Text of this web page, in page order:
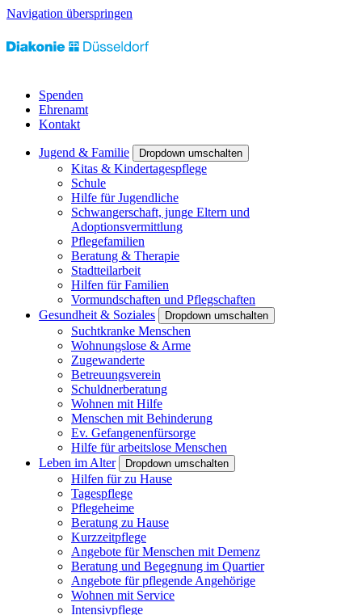
Navigation überspringen
Spenden
Ehrenamt
Kontakt
Jugend & Familie Dropdown umschalten
Kitas & Kindertagespflege
Schule
Hilfe für Jugendliche
Schwangerschaft, junge Eltern und
Adoptionsvermittlung
Pflegefamilien
Beratung & Therapie
Stadtteilarbeit
Hilfen für Familien
Vormundschaften und Pflegschaften
Gesundheit & Soziales
Dropdown umschalten
Suchtkranke Menschen
Wohnungslose & Arme
Zugewanderte
Betreuungsverein
Schuldnerberatung
Wohnen mit Hilfe
Menschen mit Behinderung
Ev. Gefangenenfürsorge
Hilfe für arbeitslose Menschen
Leben im Alter
Dropdown umschalten
Hilfen für zu Hause
Tagespflege
Pflegeheime
Beratung zu Hause
Kurzzeitpflege
Angebote für Menschen mit Demenz
Beratung und Begegnung im Quartier
Angebote für pflegende Angehörige
Wohnen mit Service
Intensivpflege